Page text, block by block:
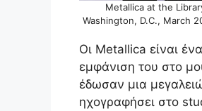
Metallica at the
Washington, D.C., March
Οι Metallica είναι
εμφάνιση του στο
έδωσαν μια
ηχογραφήσει στο